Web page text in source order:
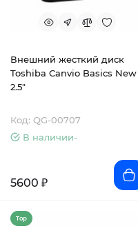
Внешний жесткий диск
Toshiba Canvio Basics New
2.5"
Код: QG-00707
В наличии-
5600 ₽
Top